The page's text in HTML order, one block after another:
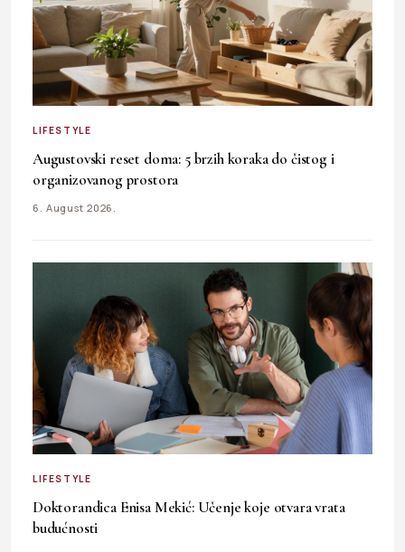
LIFESTYLE
Augustovski reset doma: 5 brzih koraka do čistog i
organizovanog prostora
6. August 2026.
LIFESTYLE
Doktorandica Enisa Mekić: Učenje koje otvara vrata
budućnosti